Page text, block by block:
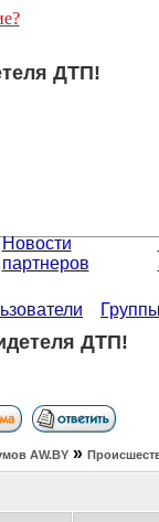
ДТП!
Новости
партнеров
ДТП!
АW.BY »